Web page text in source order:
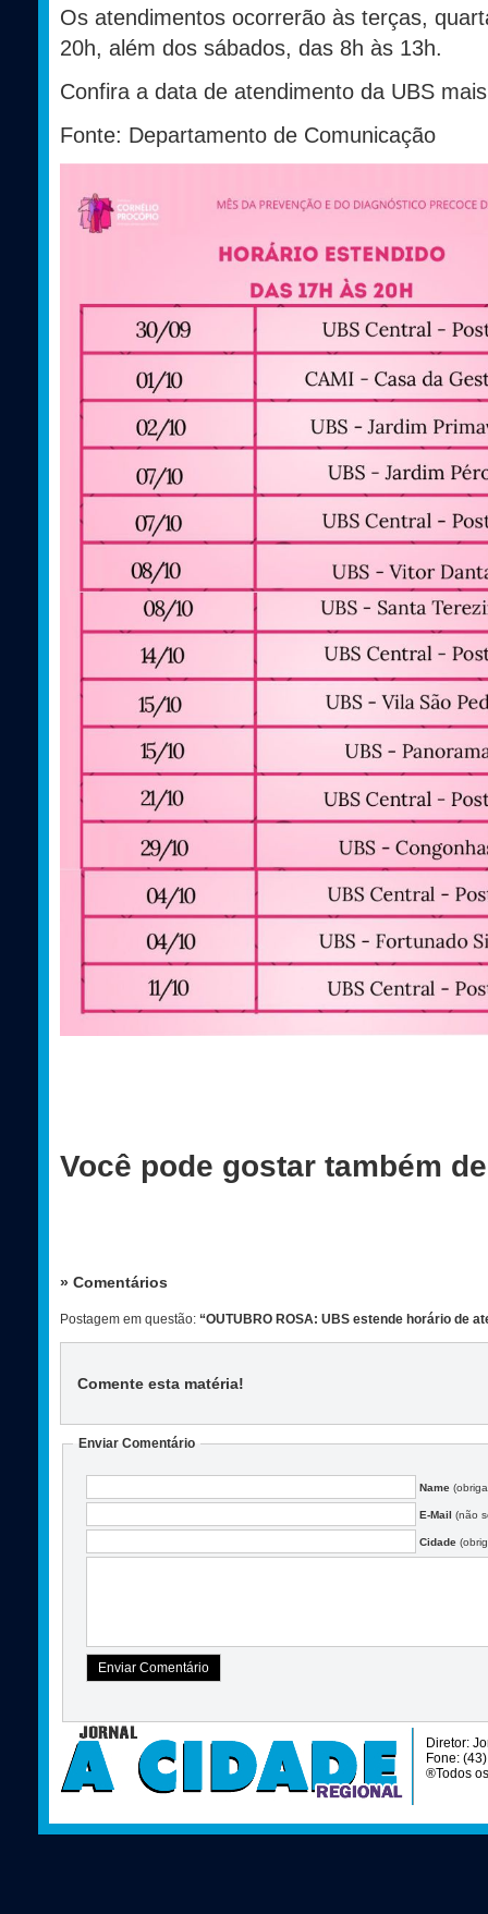
Os atendimentos ocorrerão às terças,
20h, além dos sábados, das 8h às 13h.
Confira a data de atendimento da UBS
Fonte: Departamento de Comunicação
Você pode gostar também
» Comentários
Postagem em questão: “OUTUBRO ROSA: UBS estende horário de
Comente esta matéria!
Enviar Comentário
Name
E-Mail (não
Cidade
Diretor:
Fone:
®Todos